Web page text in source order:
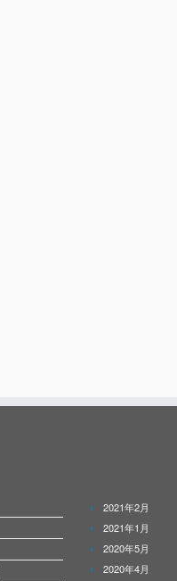
2021年2月
2021年1月
2020年5月
2020年4月